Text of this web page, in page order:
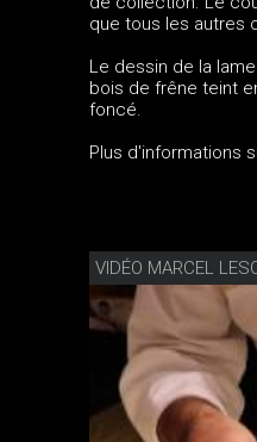
que tous les autres
Le dessin de la
bois de frêne teint
foncé.
Plus d'informations
VIDÉO MARCEL